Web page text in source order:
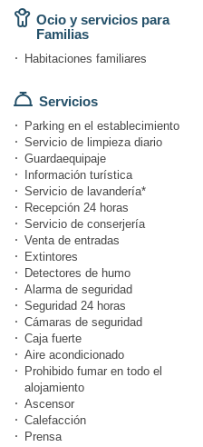
Ocio y servicios para
Familias
Habitaciones familiares
Servicios
Parking en el establecimiento
Servicio de limpieza diario
Guardaequipaje
Información turística
Servicio de lavandería*
Recepción 24 horas
Servicio de conserjería
Venta de entradas
Extintores
Detectores de humo
Alarma de seguridad
Seguridad 24 horas
Cámaras de seguridad
Caja fuerte
Aire acondicionado
Prohibido fumar en todo el
alojamiento
Ascensor
Calefacción
Prensa